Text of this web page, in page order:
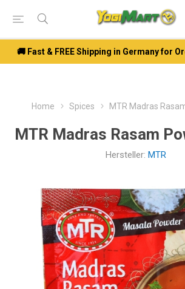
🚚 Fast & FREE Shipping in Germany for
Home Spices MTR Madras
MTR Madras Rasam
Hersteller: MTR